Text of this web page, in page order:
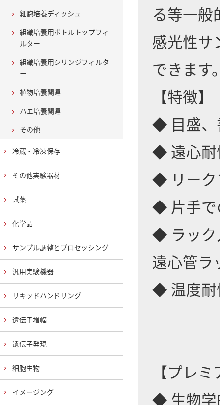
る等一般
感光性サ
できます
【特徴】
◆ 目盛、
◆ 遠心耐
◆ リーク
◆ 片手で
◆ ラック
遠心管ラ
◆ 温度耐
【プレ
◆ 生物学
細胞培養ディッシュ
組織培養用ボトルトップフィ
ルター
組織培養用シリンジフィルタ
ー
植物培養関連
ハエ培養関連
その他
冷蔵・冷凍保存
その他実験器材
試薬
化学品
サンプル調整とプロセッシング
汎用実験機器
リキッドハンドリング
遺伝子増幅
遺伝子発現
細胞生物
イメージング